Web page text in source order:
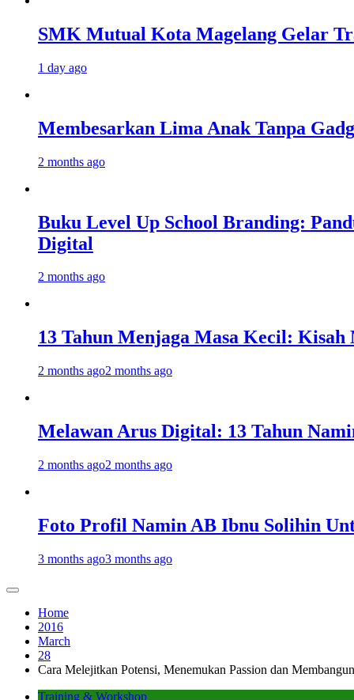
SMK Mutual Kota Magelang Gelar
1 day ago
Membesarkan Lima Anak Tanpa
2 months ago
Buku Level Up School Branding:
Digital
2 months ago
13 Tahun Menjaga Masa Kecil:
2 months ago2 months ago
Melawan Arus Digital: 13 Tahun
2 months ago2 months ago
Foto Profil Namin AB Ibnu Solihin
3 months ago3 months ago
Home
2016
March
28
Cara Melejitkan Potensi, Menemukan Passion dan
Training & Workshop